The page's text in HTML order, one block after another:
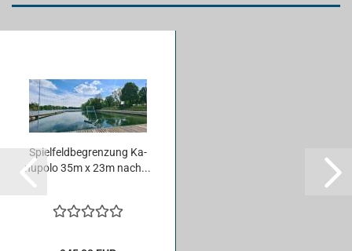
Spiel­feld­be­gren­zung Ka­
nu­po­lo 35m x 23m nach...